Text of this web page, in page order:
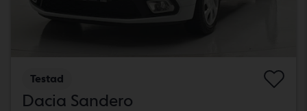
Testad
Dacia Sandero